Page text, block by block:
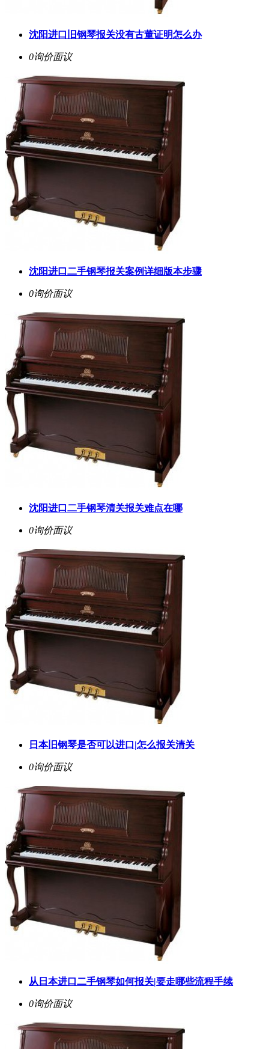
沈阳进口旧钢琴报关没有古董证明怎么办
0询价面议
沈阳进口二手钢琴报关案例详细版本步骤
0询价面议
沈阳进口二手钢琴清关报关难点在哪
0询价面议
日本旧钢琴是否可以进口|怎么报关清关
0询价面议
从日本进口二手钢琴如何报关|要走哪些流程手续
0询价面议